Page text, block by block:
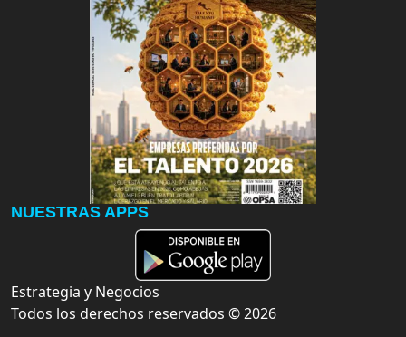
NUESTRAS APPS
Estrategia y Negocios
Todos los derechos reservados ©2026